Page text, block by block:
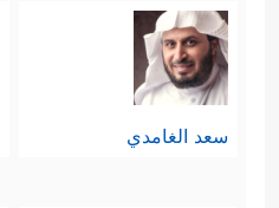
سعد الغامدي